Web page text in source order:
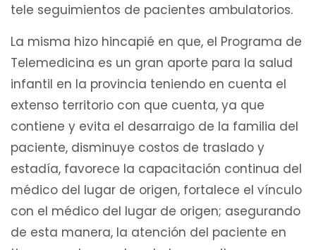
tele seguimientos de pacientes ambulatorios.
La misma hizo hincapié en que, el Programa de
Telemedicina es un gran aporte para la salud
infantil en la provincia teniendo en cuenta el
extenso territorio con que cuenta, ya que
contiene y evita el desarraigo de la familia del
paciente, disminuye costos de traslado y
estadía, favorece la capacitación continua del
médico del lugar de origen, fortalece el vínculo
con el médico del lugar de origen; asegurando
de esta manera, la atención del paciente en